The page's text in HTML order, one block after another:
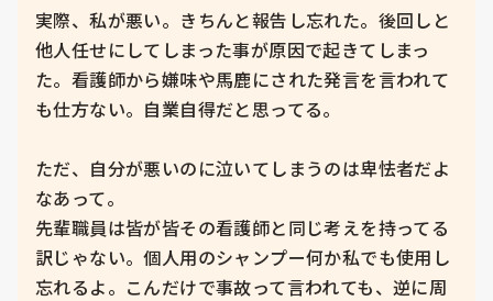
実際、私が悪い。きちんと報告し忘れた。後回しと
他人任せにしてしまった事が原因で起きてしまっ
た。看護師から嫌味や馬鹿にされた発言を言われて
も仕方ない。自業自得だと思ってる。
ただ、自分が悪いのに泣いてしまうのは卑怯者だよ
なあって。
先輩職員は皆が皆その看護師と同じ考えを持ってる
訳じゃない。個人用のシャンプー何か私でも使用し
忘れるよ。こんだけで事故って言われても、逆に周